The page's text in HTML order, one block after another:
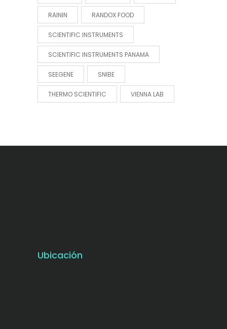
RAININ RANDOX FOOD
SCIENTIFIC INSTRUMENTS
SCIENTIFIC INSTRUMENTS PANAMA
SEEGENE SNIBE
THERMO SCIENTIFIC VIENNA LAB
Ubicación